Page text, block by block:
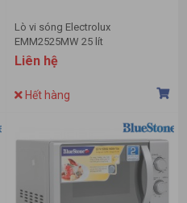
Lò vi sóng Electrolux
EMM2525MW 25 lít
Liên hệ
Hết hàng